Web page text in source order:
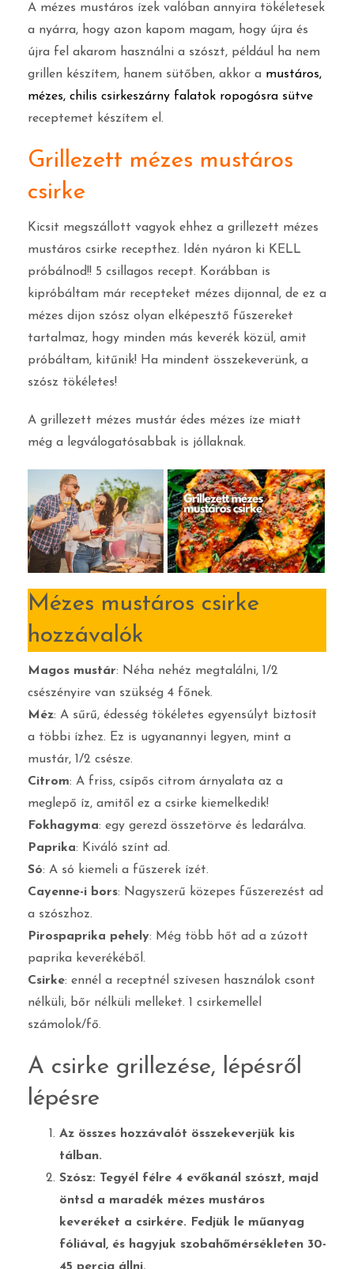
A mézes mustáros ízek valóban annyira tökéletesek
a nyárra, hogy azon kapom magam, hogy újra és
újra fel akarom használni a szószt, például ha nem
grillen készítem, hanem sütőben, akkor a mustáros,
mézes, chilis csirkeszárny falatok ropogósra sütve
receptemet készítem el.
Grillezett mézes mustáros
csirke
Kicsit megszállott vagyok ehhez a grillezett mézes
mustáros csirke recepthez. Idén nyáron ki KELL
próbálnod!! 5 csillagos recept. Korábban is
kipróbáltam már recepteket mézes dijonnal, de ez a
mézes dijon szósz olyan elképesztő fűszereket
tartalmaz, hogy minden más keverék közül, amit
próbáltam, kitűnik! Ha mindent összekeverünk, a
szósz tökéletes!
A grillezett mézes mustár édes mézes íze miatt
még a legválogatósabbak is jóllaknak.
Mézes mustáros csirke
hozzávalók
Magos mustár: Néha nehéz megtalálni, 1/2
csészényire van szükség 4 főnek.
Méz: A sűrű, édesség tökéletes egyensúlyt biztosít
a többi ízhez. Ez is ugyanannyi legyen, mint a
mustár, 1/2 csésze.
Citrom: A friss, csípős citrom árnyalata az a
meglepő íz, amitől ez a csirke kiemelkedik!
Fokhagyma: egy gerezd összetörve és ledarálva.
Paprika: Kiváló színt ad.
Só: A só kiemeli a fűszerek ízét.
Cayenne-i bors: Nagyszerű közepes fűszerezést ad
a szószhoz.
Pirospaprika pehely: Még több hőt ad a zúzott
paprika keverékéből.
Csirke: ennél a receptnél szívesen használok csont
nélküli, bőr nélküli melleket. 1 csirkemellel
számolok/fő.
A csirke grillezése, lépésről
lépésre
Az összes hozzávalót összekeverjük kis
tálban.
Szósz: Tegyél félre 4 evőkanál szószt, majd
öntsd a maradék mézes mustáros
keveréket a csirkére. Fedjük le műanyag
fóliával, és hagyjuk szobahőmérsékleten 30-